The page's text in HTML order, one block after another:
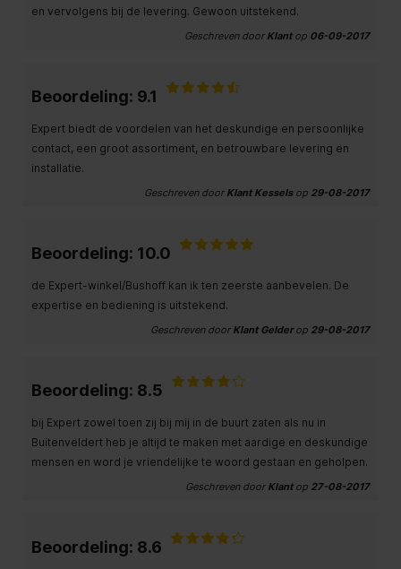
en vervolgens bij de levering. Gewoon uitstekend.
Geschreven door Klantop 06-09-2017
Beoordeling: 9.1
Expert biedt de voordelen van het deskundige en persoonlijke
contact, een groot assortiment, en betrouwbare levering en
installatie.
Geschreven door Klant Kesselsop 29-08-2017
Beoordeling: 10.0
de Expert-winkel/Bushoff kan ik ten zeerste aanbevelen. De
expertise en bediening is uitstekend.
Geschreven door Klant Gelderop 29-08-2017
Beoordeling: 8.5
bij Expert zowel toen zij bij mij in de buurt zaten als nu in
Buitenveldert heb je altijd te maken met aardige en deskundige
mensen en word je vriendelijke te woord gestaan en geholpen.
Geschreven door Klantop 27-08-2017
Beoordeling: 8.6